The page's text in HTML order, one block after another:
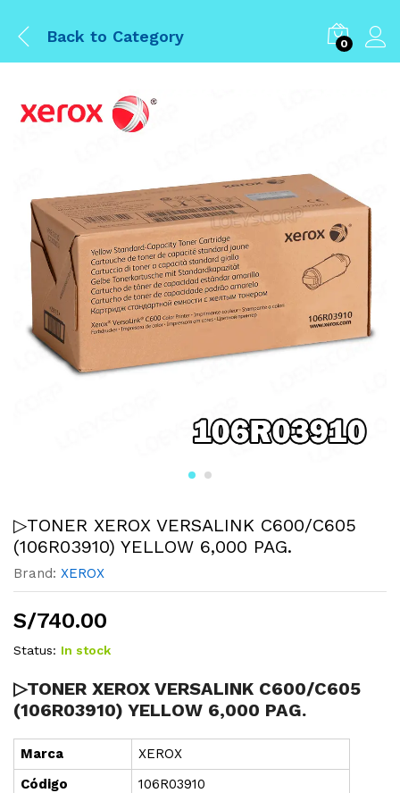
Back to Category 0
▷TONER XEROX VERSALINK C600/C605
(106R03910) YELLOW 6,000 PAG.
Brand: XEROX
S/740.00
Status: In stock
▷TONER XEROX VERSALINK C600/C605
(106R03910) YELLOW 6,000 PAG.
Marca
XEROX
Código
106R03910